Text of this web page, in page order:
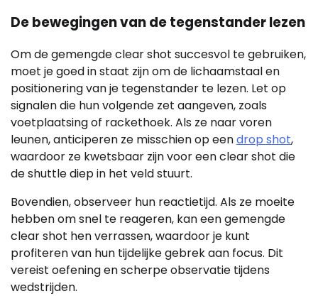
De bewegingen van de tegenstander lezen
Om de gemengde clear shot succesvol te gebruiken,
moet je goed in staat zijn om de lichaamstaal en
positionering van je tegenstander te lezen. Let op
signalen die hun volgende zet aangeven, zoals
voetplaatsing of rackethoek. Als ze naar voren
leunen, anticiperen ze misschien op eendrop shot,
waardoor ze kwetsbaar zijn voor een clear shot die
de shuttle diep in het veld stuurt.
Bovendien, observeer hun reactietijd. Als ze moeite
hebben om snel te reageren, kan een gemengde
clear shot hen verrassen, waardoor je kunt
profiteren van hun tijdelijke gebrek aan focus. Dit
vereist oefening en scherpe observatie tijdens
wedstrijden.